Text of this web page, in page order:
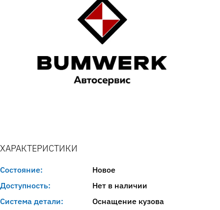
ХАРАКТЕРИСТИКИ
Состояние:
Новое
Доступность:
Нет в наличии
Система детали:
Оснащение кузова